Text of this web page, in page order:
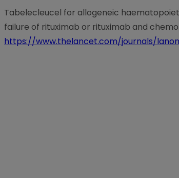
Tabelecleucel for allogeneic
failure of rituximab or rituximab and
https://www.thelancet.com/journals/